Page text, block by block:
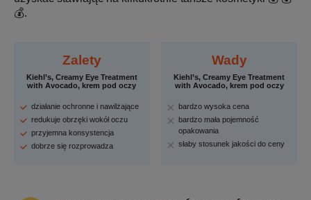
💰.
Zalety
Kiehl’s, Creamy Eye Treatment
with Avocado, krem pod oczy
działanie ochronne i nawilżające
redukuje obrzęki wokół oczu
przyjemna konsystencja
dobrze się rozprowadza
Wady
Kiehl’s, Creamy Eye Treatment
with Avocado, krem pod oczy
bardzo wysoka cena
bardzo mała pojemność
opakowania
słaby stosunek jakości do ceny